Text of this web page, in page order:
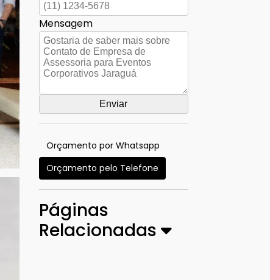
Mensagem
Orçamento por Whatsapp
Orçamento pelo Telefone
Páginas
Relacionadas